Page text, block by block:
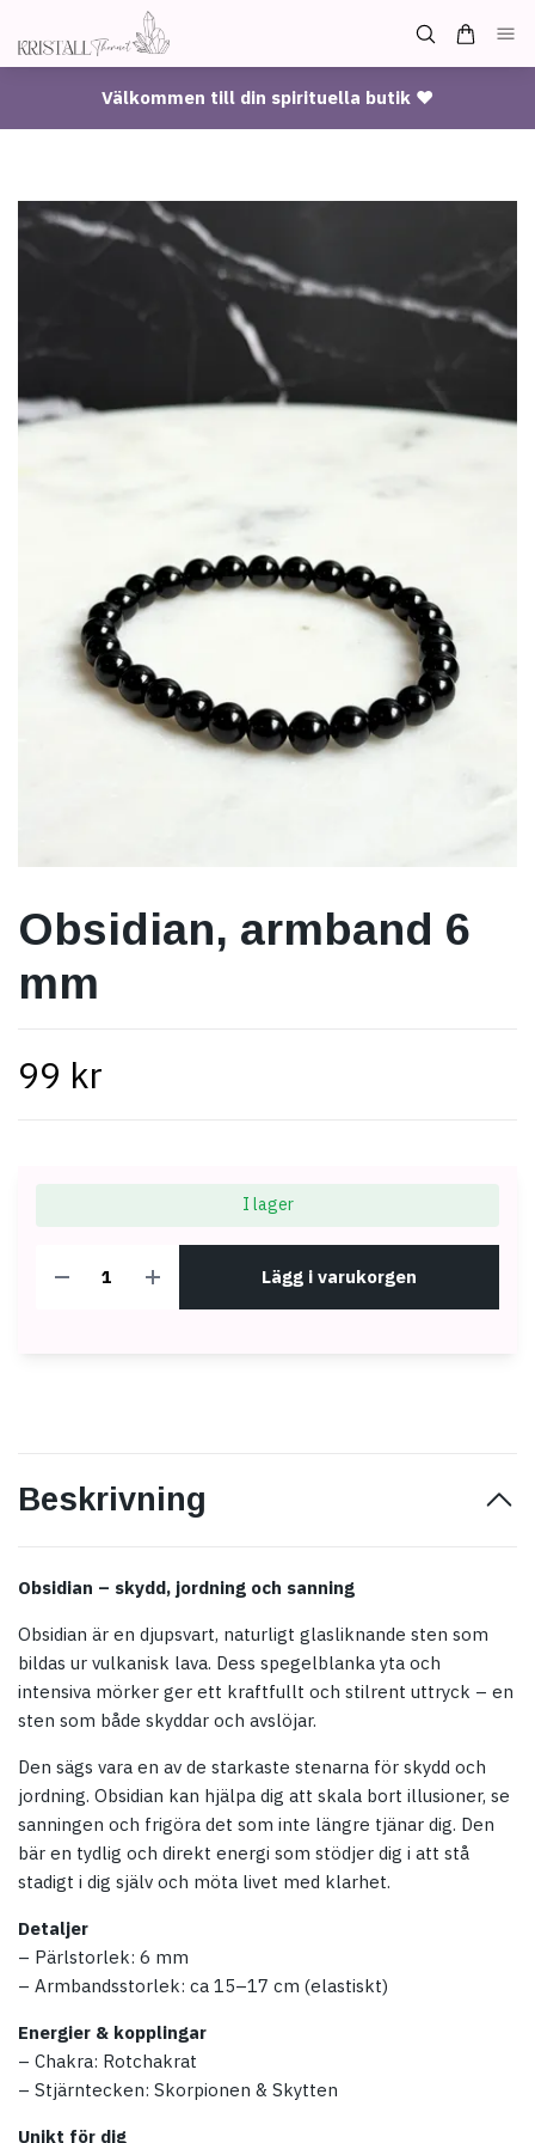
Välkommen till din spirituella butik ♥
Obsidian, armband 6
mm
99 kr
I lager
Lägg i varukorgen
Beskrivning
Obsidian – skydd, jordning och sanning
Obsidian är en djupsvart, naturligt glasliknande sten som
bildas ur vulkanisk lava. Dess spegelblanka yta och
intensiva mörker ger ett kraftfullt och stilrent uttryck – en
sten som både skyddar och avslöjar.
Den sägs vara en av de starkaste stenarna för skydd och
jordning. Obsidian kan hjälpa dig att skala bort illusioner, se
sanningen och frigöra det som inte längre tjänar dig. Den
bär en tydlig och direkt energi som stödjer dig i att stå
stadigt i dig själv och möta livet med klarhet.
Detaljer
– Pärlstorlek: 6 mm
– Armbandsstorlek: ca 15–17 cm (elastiskt)
Energier & kopplingar
– Chakra: Rotchakrat
– Stjärntecken: Skorpionen & Skytten
Unikt för dig